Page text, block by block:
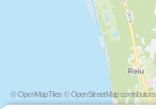
© OpenMapTiles © OpenStreetMap contributors